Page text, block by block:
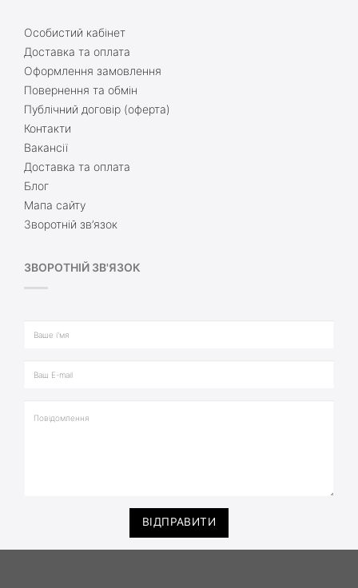
Особистий кабінет
Доставка та оплата
Оформлення замовлення
Повернення та обмін
Публічний договір (оферта)
Контакти
Вакансії
Доставка та оплата
Блог
Мапа сайту
Зворотній зв’язок
ЗВОРОТНІЙ ЗВ'ЯЗОК
ВІДПРАВИТИ